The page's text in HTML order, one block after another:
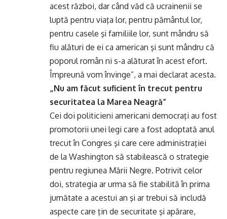
acest război, dar când văd că ucrainenii se
luptă pentru viaţa lor, pentru pământul lor,
pentru casele şi familiile lor, sunt mândru să
fiu alături de ei ca american şi sunt mândru că
poporul român ni s-a alăturat în acest efort.
Împreună vom învinge”, a mai declarat acesta.
„Nu am făcut suficient în trecut pentru
securitatea la Marea Neagră”
Cei doi politicieni americani democraţi au fost
promotorii unei legi care a fost adoptată anul
trecut în Congres şi care cere administraţiei
de la Washington să stabilească o strategie
pentru regiunea Mării Negre. Potrivit celor
doi, strategia ar urma să fie stabilită în prima
jumătate a acestui an şi ar trebui să includă
aspecte care ţin de securitate şi apărare,